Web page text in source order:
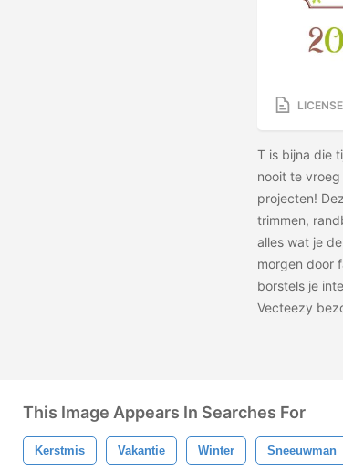
T is bijna die
nooit te
projecten!
trimmen,
alles wat je
morgen door
borstels je
Vecteezy
This Image Appears In Searches For
Kerstmis Vakantie Winter Sneeuwman